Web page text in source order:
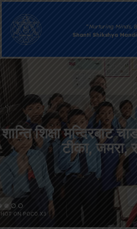
“Nurturing Minds,
Shanti Shikshya
शान्ति शिक्षा मन्दिरबाट
टीका, जमरा,